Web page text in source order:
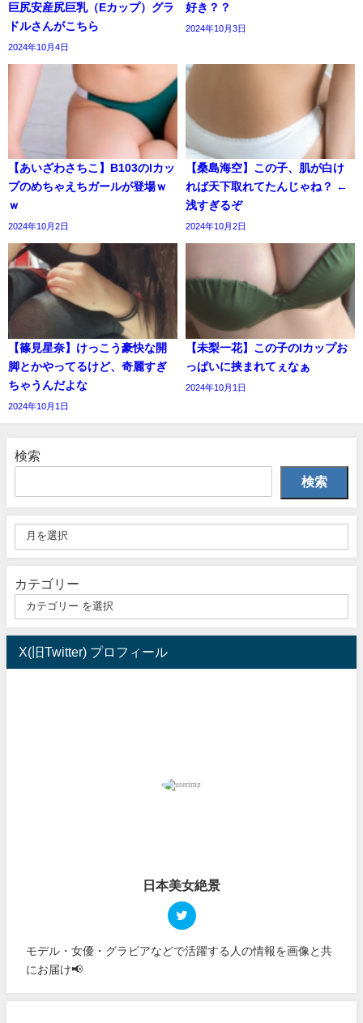
巨尻安産尻巨乳（Eカップ）グラ
ドルさんがこちら
2024年10月4日
好き？？
2024年10月3日
【あいざわさちこ】B103のIカッ
プのめちゃえちガールが登場ｗ
ｗ
2024年10月2日
【桑島海空】この子、肌が白け
れば天下取れてたんじゃね？ ←
浅すぎるぞ
2024年10月2日
【篠見星奈】けっこう豪快な開
脚とかやってるけど、奇麗すぎ
ちゃうんだよな
2024年10月1日
【未梨一花】この子のIカップお
っぱいに挟まれてぇなぁ
2024年10月1日
検索
検索
カテゴリー
X(旧Twitter) プロフィール
日本美女絶景
モデル・女優・グラビアなどで活躍する人の情報を画像と共
にお届け📢